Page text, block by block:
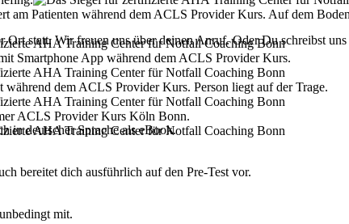
statt. Wir freuen uns über deinen Anruf. Oder Du schreibst
in deutscher Sprache als eBook.
bereitet dich ausführlich auf den Pre-Test vor.
mit.